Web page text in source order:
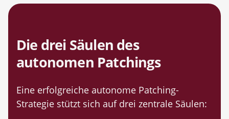
Die drei Säulen des
autonomen Patchings
Eine erfolgreiche autonome Patching-
Strategie stützt sich auf drei zentrale Säulen: